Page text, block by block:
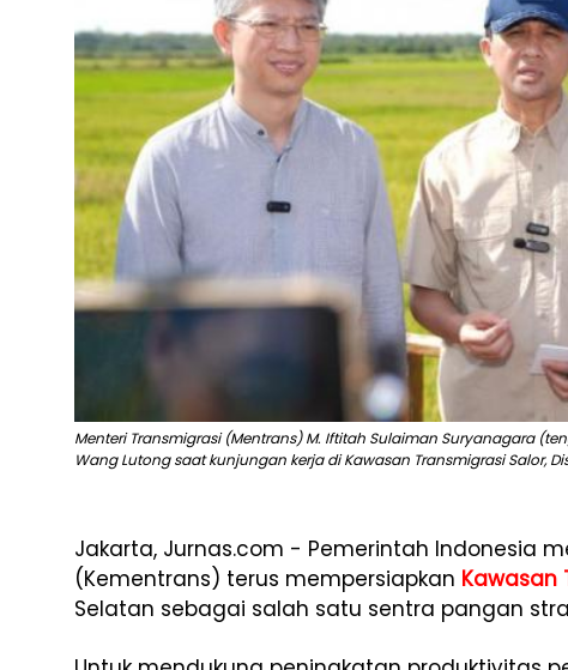
Menteri Transmigrasi (Mentrans) M. Iftitah Sulaiman Suryanagara
Wang Lutong saat kunjungan kerja di Kawasan Transmigrasi Salor,
Jakarta, Jurnas.com - Pemerintah Indonesia
(Kementrans) terus mempersiapkan Kawasan
Selatan sebagai salah satu sentra pangan